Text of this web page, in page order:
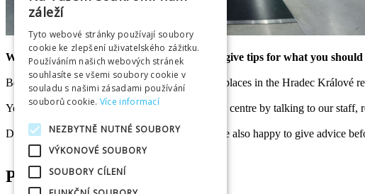
We are happy to help you plan your visit and give tips for what you
Besides Hradec Králové, we also focus on other places in the Hradec Králové
You can get useful information in our information centre by talking to our staff,
Do not hesitate to contact us remotely, too. We are also happy to give advice
PARTNERS
záleží
Tyto webové stránky používají soubory
cookie ke zlepšení uživatelského zážitku.
Používáním našich webových stránek
souhlasíte se všemi soubory cookie v
souladu s našimi zásadami používání
souborů cookie. Více informací
NEZBYTNĚ NUTNÉ SOUBORY
VÝKONOVÉ SOUBORY
SOUBORY CÍLENÍ